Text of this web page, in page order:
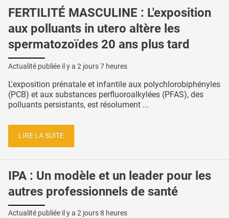
FERTILITÉ MASCULINE : L'exposition
aux polluants in utero altère les
spermatozoïdes 20 ans plus tard
Actualité publiée il y a 2 jours 7 heures
L'exposition prénatale et infantile aux polychlorobiphényles
(PCB) et aux substances perfluoroalkylées (PFAS), des
polluants persistants, est résolument ...
LIRE LA SUITE
IPA : Un modèle et un leader pour les
autres professionnels de santé
Actualité publiée il y a 2 jours 8 heures